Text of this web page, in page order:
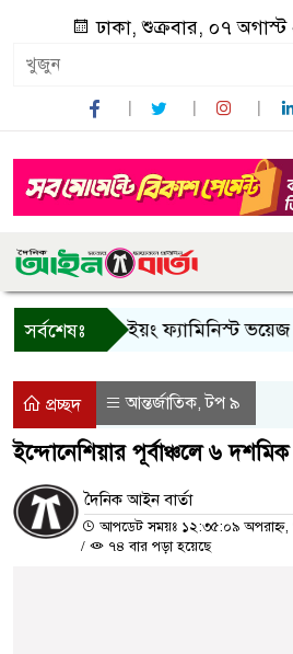
ঢাকা, শুক্রবার, ০৭
সর্বশেষঃ
বান্দরবানে ইয়ং ফ্যামিনিস্ট ভয়েজ
প্রচ্ছদ আন্তর্জাতিক,টপ ৯
ইন্দোনেশিয়ার পূর্বাঞ্চলে ৬
দৈনিক আইন বার্তা
আপডেট সময়ঃ ১২:৩৫:০৯ অপরাহ্ন,
/
৭৪ বার পড়া হয়েছে